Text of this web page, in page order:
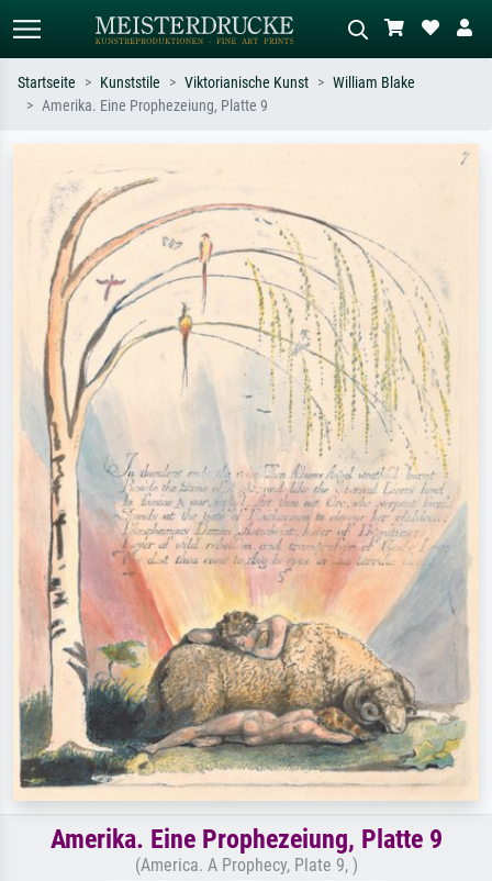
oder Stilen – z.B. Monet,
Sternennacht, Impressionismus, Welle
Hokusai, Akt.
Beschreiben Sie die Szene – z.B. Grüne
Ölgemälde, Stehender Akt neben einem
Startseite Kunststile Viktorianische Kunst
William Blake
Amerika. Eine Prophezeiung, Platte 9
Amerika. Eine Prophezeiung, Platte 9
(America. A Prophecy, Plate 9, )